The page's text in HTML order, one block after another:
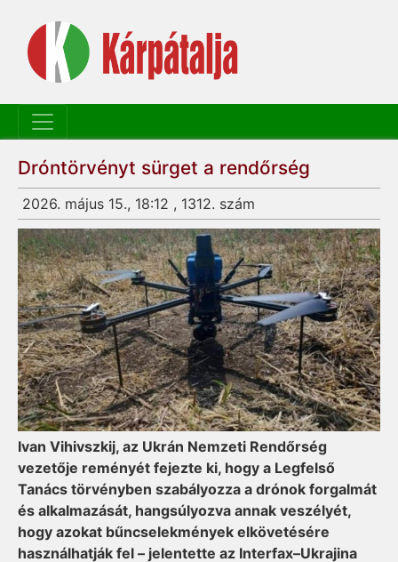
Dróntörvényt sürget a rendőrség
2026. május 15., 18:12 , 1312. szám
Ivan Vihivszkij, az Ukrán Nemzeti Rendőrség
vezetője reményét fejezte ki, hogy a Legfelső
Tanács törvényben szabályozza a drónok forgalmát
és alkalmazását, hangsúlyozva annak veszélyét,
hogy azokat bűncselekmények elkövetésére
használhatják fel – jelentette az Interfax–Ukrajina